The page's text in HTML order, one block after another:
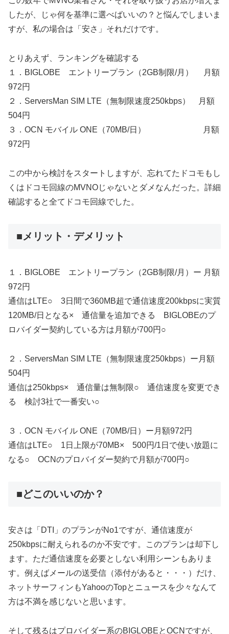
したが、じゃ何を基準に選べばいいの？と悩んでしまいま
すが、私の場合は「安さ」それだけです。
とりあえず、ランキングを確認する
１．BIGLOBE エントリープラン（2GB制限/月） 月額
972円
２．ServersMan SIM LTE（無制限速度250kbps） 月額
504円
３．OCN モバイル ONE（70MB/日） 月額
972円
この中から検討をスタートしますが、忘れてたドコモもし
くはドコモ回線のMVNOじゃないとダメなんだった。詳細
確認すると全てドコモ回線でした。
■メリット・デメリット
１．BIGLOBE エントリープラン（2GB制限/月）ー 月額
972円
通信はLTE○ 3日間で360MB超で通信速度200kbpsに実質
120MB/日となる× 通信量を追加できる BIGLOBEのプ
ロバイダー契約している方は月額が700円○
２．ServersMan SIM LTE（無制限速度250kbps）ー月額
504円
通信は250kbps× 通信量は無制限○ 通信速度を変更でき
る 検討3社で一番安い○
３．OCN モバイル ONE（70MB/日）ー月額972円
通信はLTE○ 1日上限が70MB× 500円/1日で使い放題に
なる○ OCNのプロバイダー契約で月額が700円○
■どこのいいのか？
安さは「DTI」のプランがNo1ですが、通信速度が
250kbpsに耐えられるのか不安です。このプランは却下し
ます。ただ通信速度を必要としない利用シーンもありま
す。例えばメールの送受信（添付があると・・・）だけ、
ネットサーフィンもYahooのTopとニュースを少々なんて
方は不満を感じないと思います。
そして残るはプロバイダー系のBIGLOBEとOCNですが、